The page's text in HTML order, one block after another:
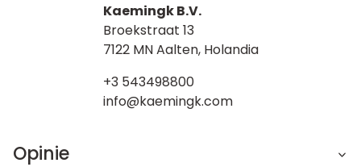
Kaemingk B.V.
Broekstraat 13
7122 MN Aalten, Holandia
+3 543498800
info@kaemingk.com
Opinie